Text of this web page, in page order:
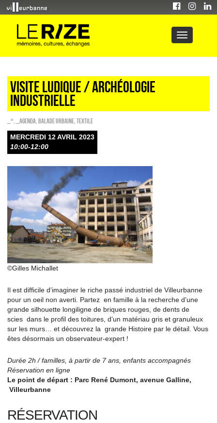
Visite ludique / ARCHÉOLOGIE
INDUSTRIELLE
_* _Agenda Balade urbaine Textile
MERCREDI 12 AVRIL 2023
10:00-12:00
©Gilles Michallet
Il est difficile d’imaginer le riche passé industriel de Villeurbanne
pour un oeil non averti. Partez en famille à la recherche d’une
grande silhouette longiligne de briques rouges, de dents de
scies dans le profil des toitures, d’un matériau gris et granuleux
sur les murs… et découvrez la grande Histoire par le détail. Vous
êtes désormais un observateur-expert !
Durée 2h / familles, à partir de 7 ans, enfants accompagnés
Réservation en ligne
Le point de départ : Parc René Dumont, avenue Galline,
Villeurbanne
RÉSERVATION